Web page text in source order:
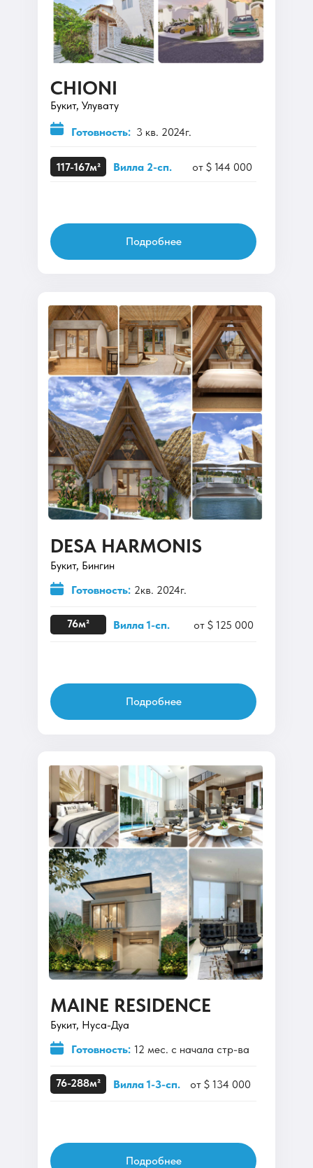
CHIONI
Букит, Улувату
Готовность: 3 кв. 2024г.
117-167м² Вилла 2-сп. от $ 144 000
Подробнее
DESA HARMONIS
Букит, Бингин
Готовность: 2кв. 2024г.
76м² Вилла 1-сп. от $ 125 000
Подробнее
MAINE RESIDENCE
Букит, Нуса-Дуа
Готовность: 12 мес. с начала стр-ва
76-288м² Вилла 1-3-сп. от $ 134 000
Подробнее